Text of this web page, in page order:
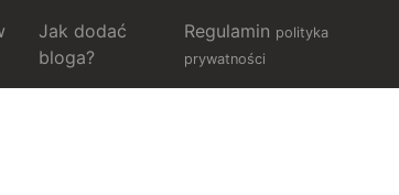
Jak dodać
bloga?
Regulamin polityka
prywatności